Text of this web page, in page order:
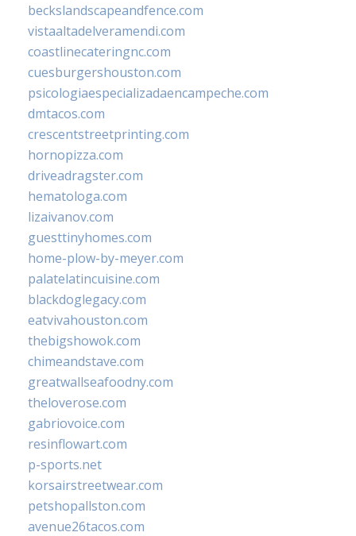
beckslandscapeandfence.com
vistaaltadelveramendi.com
coastlinecateringnc.com
cuesburgershouston.com
psicologiaespecializadaencampeche.com
dmtacos.com
crescentstreetprinting.com
hornopizza.com
driveadragster.com
hematologa.com
lizaivanov.com
guesttinyhomes.com
home-plow-by-meyer.com
palatelatincuisine.com
blackdoglegacy.com
eatvivahouston.com
thebigshowok.com
chimeandstave.com
greatwallseafoodny.com
theloverose.com
gabriovoice.com
resinflowart.com
p-sports.net
korsairstreetwear.com
petshopallston.com
avenue26tacos.com